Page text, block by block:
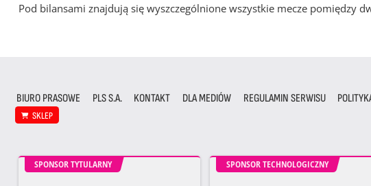
Pod bilansami znajdują się wyszczególnione wszystkie mecze pomiędzy
BIURO PRASOWE PLS S.A. KONTAKT DLA MEDIÓW REGULAMIN SERWISU
SKLEP
SPONSOR TYTULARNY SPONSOR TECHNOLOGICZNY